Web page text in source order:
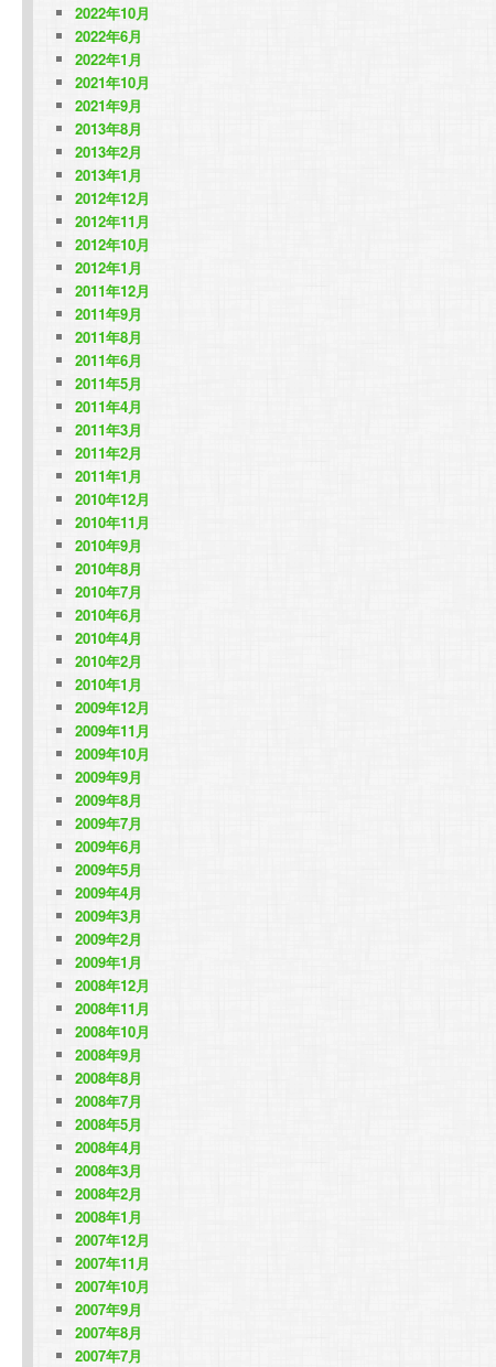
2022年10月
2022年6月
2022年1月
2021年10月
2021年9月
2013年8月
2013年2月
2013年1月
2012年12月
2012年11月
2012年10月
2012年1月
2011年12月
2011年9月
2011年8月
2011年6月
2011年5月
2011年4月
2011年3月
2011年2月
2011年1月
2010年12月
2010年11月
2010年9月
2010年8月
2010年7月
2010年6月
2010年4月
2010年2月
2010年1月
2009年12月
2009年11月
2009年10月
2009年9月
2009年8月
2009年7月
2009年6月
2009年5月
2009年4月
2009年3月
2009年2月
2009年1月
2008年12月
2008年11月
2008年10月
2008年9月
2008年8月
2008年7月
2008年5月
2008年4月
2008年3月
2008年2月
2008年1月
2007年12月
2007年11月
2007年10月
2007年9月
2007年8月
2007年7月